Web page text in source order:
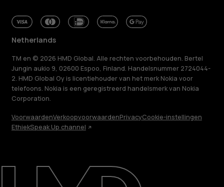
Herstellen, hergebruiken, recyclen
Duurzaamheid
Netherlands
TM en © 2026 HMD Global. Alle rechten voorbehouden. Bertel
Jungin aukio 9, 02600 Espoo, Finland. Handelsnummer 2724044-
2. HMD Global Oy is licentiehouder van het merk Nokia voor
telefoons. Nokia is een geregistreerd handelsmerk van Nokia
Corporation.
VoorwaardenVerkoopvoorwaardenPrivacyCookie-instellingen
EthiekSpeak Up channel